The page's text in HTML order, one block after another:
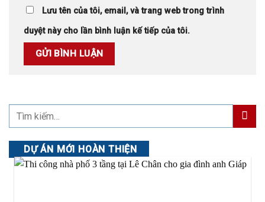
Lưu tên của tôi, email, và trang web trong trình
duyệt này cho lần bình luận kế tiếp của tôi.
DỰ ÁN MỚI HOÀN THIỆN